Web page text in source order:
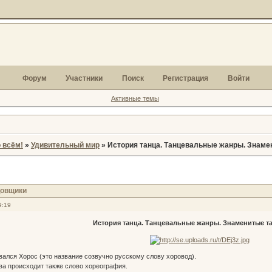
Форум Участники Поиск Регистрация Войти
Активные темы
» Удивительный мир » История танца. Танцевальные жанры.
История танца. Танцевальные жанры. Знаменитые
Хорос (это название созвучно русскому слову хоровод).
происходит также слово хореография.